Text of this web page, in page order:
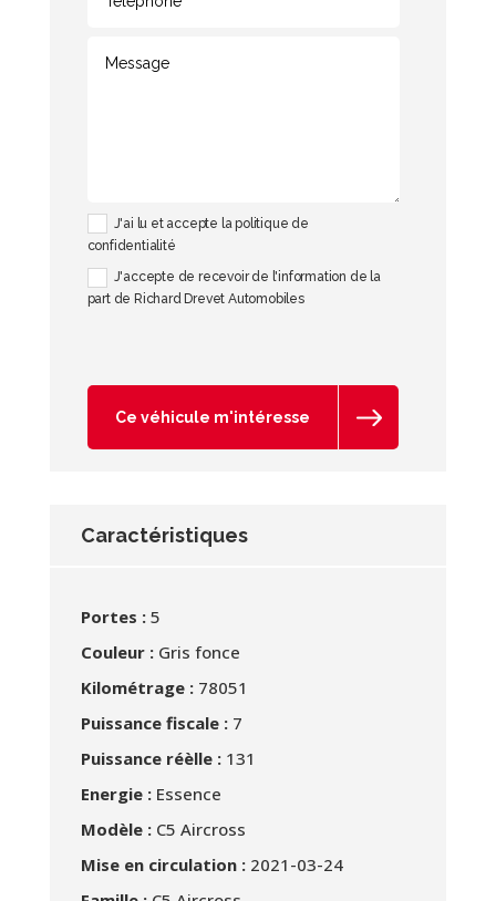
J'ai lu et accepte la politique de
confidentialité
J'accepte de recevoir de l'information de la
part de Richard Drevet Automobiles
Ce véhicule m'intéresse
Caractéristiques
Portes :5
Couleur :Gris fonce
Kilométrage :78051
Puissance fiscale :7
Puissance réèlle :131
Energie :Essence
Modèle :C5 Aircross
Mise en circulation :2021-03-24